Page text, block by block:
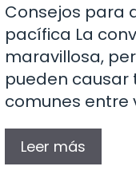
Consejos para
pacífica La
maravillosa,
pueden causar
comunes entre
Leer más